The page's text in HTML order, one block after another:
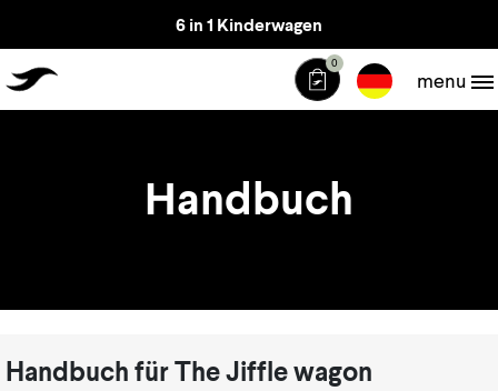
6 in 1 Kinderwagen
TheJiffle 0
menu
Handbuch
Handbuch für The Jiffle wagon